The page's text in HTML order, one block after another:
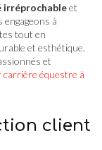
irréprochableet
à
tout en
et esthétique.
et
équestre à
client